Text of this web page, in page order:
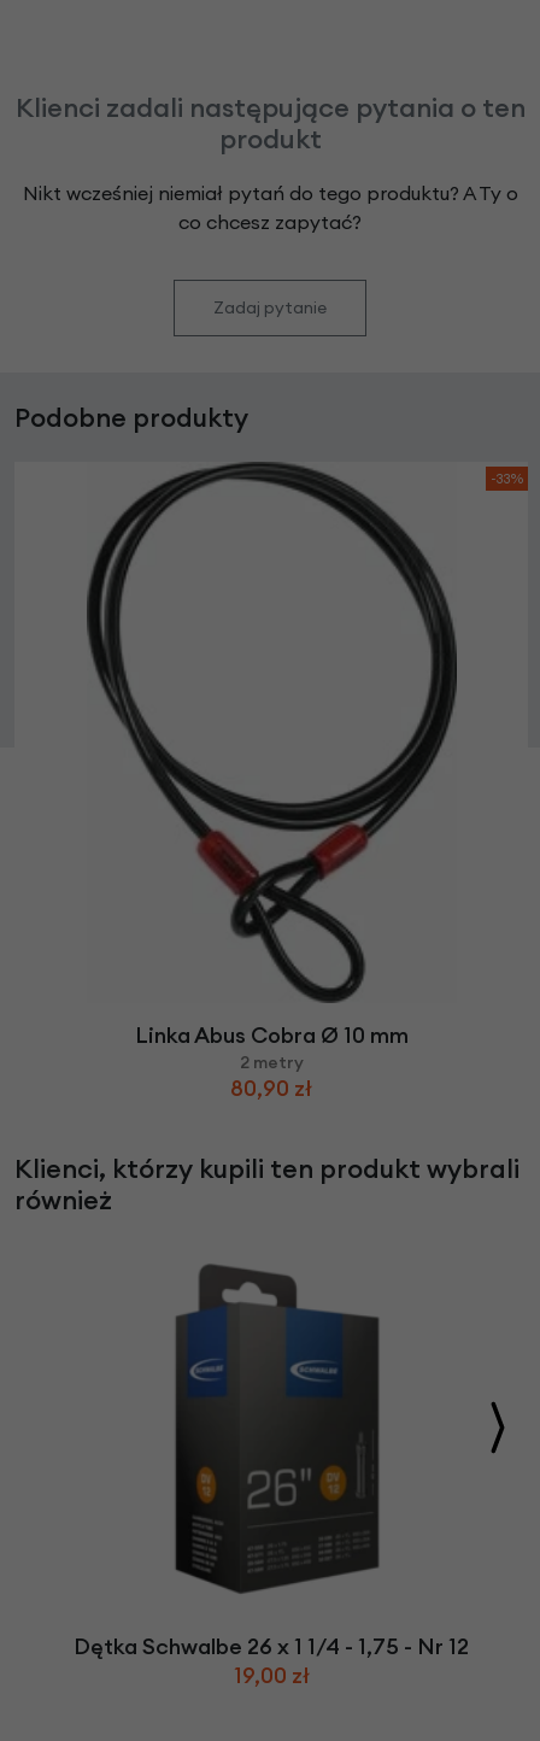
Klienci zadali następujące pytania o ten
produkt
Nikt wcześniej niemiał pytań do tego produktu? A Ty o
co chcesz zapytać?
Zadaj pytanie
Podobne produkty
-33%
Linka Abus Cobra Ø 10 mm
2 metry
80,90 zł
Klienci, którzy kupili ten produkt wybrali
również
Dętka Schwalbe 26 x 1 1/4 - 1,75 - Nr 12
19,00 zł